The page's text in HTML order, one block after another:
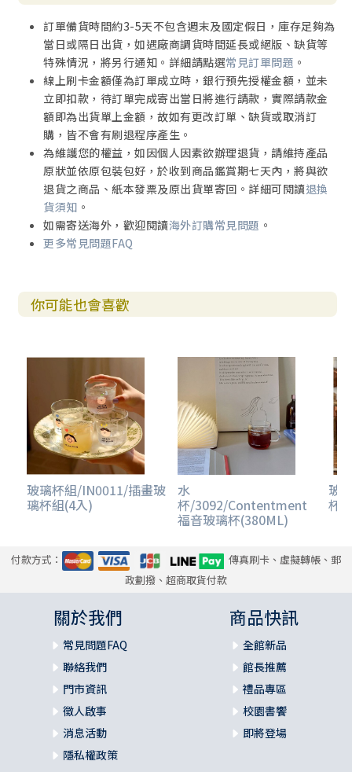
訂單備貨時間約3-5天不包含週末及國定假日，庫存足夠為
當日或隔日出貨，如遇廠商調貨時間延長或絕版、缺貨等
特殊情況，將另行通知。詳細請點選常見訂單問題 。
線上刷卡金額僅為訂單成立時，銀行預先授權金額，並未
立即扣款，待訂單完成寄出當日將進行請款，實際請款金
額即為出貨單上金額，故如有更改訂單、缺貨或取消訂
購，皆不會有刷退程序產生。
為維護您的權益，如因個人因素欲辦理退貨，請維持產品
原狀並依原包裝包好，於收到商品鑑賞期七天內，將與欲
退貨之商品、紙本發票及原出貨單寄回。詳細可閱讀退換
貨須知 。
如需寄送海外，歡迎閱讀海外訂購常見問題 。
更多常見問題FAQ
你可能也會喜歡
玻璃杯組/IN0011/插畫玻
璃杯組(4入)
水
杯/3092/Contentment
福音玻璃杯(380ML)
玻
杯
付款方式：
傳真刷卡、虛擬轉帳、郵
政劃撥、超商取貨付款
關於我們
常見問題FAQ
聯絡我們
門市資訊
徵人啟事
消息活動
隱私權政策
商品快訊
全館新品
館長推薦
禮品專區
校園書饗
即將登場